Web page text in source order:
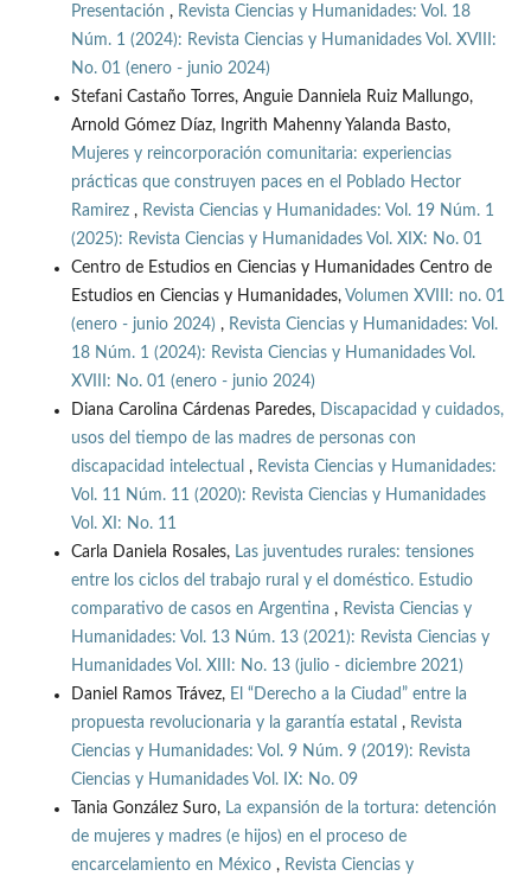
Presentación , Revista Ciencias y Humanidades: Vol. 18
Núm. 1 (2024): Revista Ciencias y Humanidades Vol. XVIII:
No. 01 (enero - junio 2024)
Stefani Castaño Torres, Anguie Danniela Ruiz Mallungo,
Arnold Gómez Díaz, Ingrith Mahenny Yalanda Basto,
Mujeres y reincorporación comunitaria: experiencias
prácticas que construyen paces en el Poblado Hector
Ramirez , Revista Ciencias y Humanidades: Vol. 19 Núm. 1
(2025): Revista Ciencias y Humanidades Vol. XIX: No. 01
Centro de Estudios en Ciencias y Humanidades Centro de
Estudios en Ciencias y Humanidades, Volumen XVIII: no. 01
(enero - junio 2024) , Revista Ciencias y Humanidades: Vol.
18 Núm. 1 (2024): Revista Ciencias y Humanidades Vol.
XVIII: No. 01 (enero - junio 2024)
Diana Carolina Cárdenas Paredes, Discapacidad y cuidados,
usos del tiempo de las madres de personas con
discapacidad intelectual , Revista Ciencias y Humanidades:
Vol. 11 Núm. 11 (2020): Revista Ciencias y Humanidades
Vol. XI: No. 11
Carla Daniela Rosales, Las juventudes rurales: tensiones
entre los ciclos del trabajo rural y el doméstico. Estudio
comparativo de casos en Argentina , Revista Ciencias y
Humanidades: Vol. 13 Núm. 13 (2021): Revista Ciencias y
Humanidades Vol. XIII: No. 13 (julio - diciembre 2021)
Daniel Ramos Trávez, El “Derecho a la Ciudad” entre la
propuesta revolucionaria y la garantía estatal , Revista
Ciencias y Humanidades: Vol. 9 Núm. 9 (2019): Revista
Ciencias y Humanidades Vol. IX: No. 09
Tania González Suro, La expansión de la tortura: detención
de mujeres y madres (e hijos) en el proceso de
encarcelamiento en México , Revista Ciencias y